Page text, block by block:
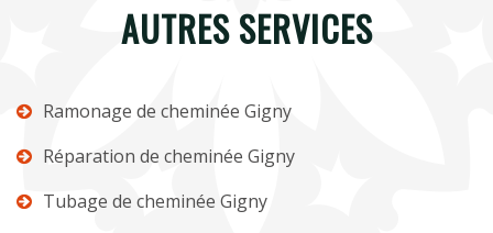
AUTRES SERVICES
Ramonage de cheminée Gigny
Réparation de cheminée Gigny
Tubage de cheminée Gigny